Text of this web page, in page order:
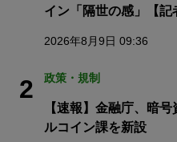
イン「隔世の感」【記
2026年8月9日 09:36
2 政策・規制
【速報】金融庁、暗
ルコイン課を新設